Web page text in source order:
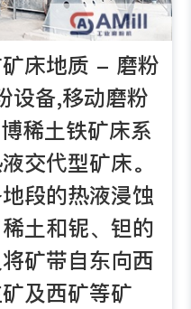
床地质 - 磨粉
设备,移动磨粉
稀土铁矿床系
交代型矿床。
段的热液浸蚀
土和铌、钽的
矿带自东向西
及西矿等矿